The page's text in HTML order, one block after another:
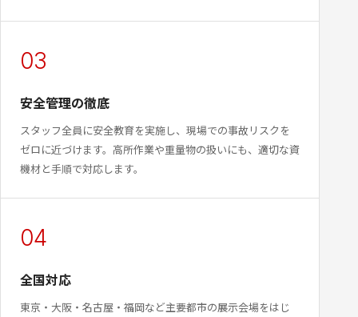
03
安全管理の徹底
スタッフ全員に安全教育を実施し、現場での事故リスクを
ゼロに近づけます。高所作業や重量物の扱いにも、適切な資
機材と手順で対応します。
04
全国対応
東京・大阪・名古屋・福岡など主要都市の展示会場をはじ